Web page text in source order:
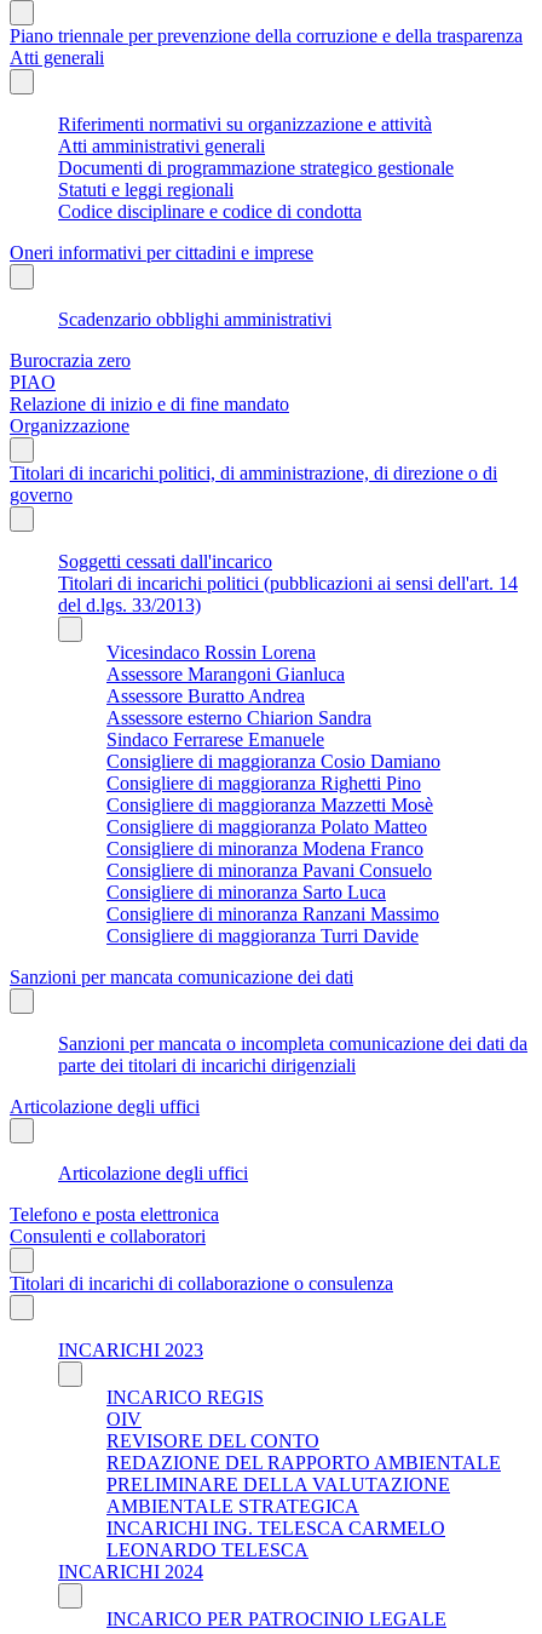
Piano triennale per prevenzione della corruzione e della trasparenza
Atti generali
Riferimenti normativi su organizzazione e attività
Atti amministrativi generali
Documenti di programmazione strategico gestionale
Statuti e leggi regionali
Codice disciplinare e codice di condotta
Oneri informativi per cittadini e imprese
Scadenzario obblighi amministrativi
Burocrazia zero
PIAO
Relazione di inizio e di fine mandato
Organizzazione
Titolari di incarichi politici, di amministrazione, di direzione o di
governo
Soggetti cessati dall'incarico
Titolari di incarichi politici (pubblicazioni ai sensi dell'art. 14
del d.lgs. 33/2013)
Vicesindaco Rossin Lorena
Assessore Marangoni Gianluca
Assessore Buratto Andrea
Assessore esterno Chiarion Sandra
Sindaco Ferrarese Emanuele
Consigliere di maggioranza Cosio Damiano
Consigliere di maggioranza Righetti Pino
Consigliere di maggioranza Mazzetti Mosè
Consigliere di maggioranza Polato Matteo
Consigliere di minoranza Modena Franco
Consigliere di minoranza Pavani Consuelo
Consigliere di minoranza Sarto Luca
Consigliere di minoranza Ranzani Massimo
Consigliere di maggioranza Turri Davide
Sanzioni per mancata comunicazione dei dati
Sanzioni per mancata o incompleta comunicazione dei dati da
parte dei titolari di incarichi dirigenziali
Articolazione degli uffici
Articolazione degli uffici
Telefono e posta elettronica
Consulenti e collaboratori
Titolari di incarichi di collaborazione o consulenza
INCARICHI 2023
INCARICO REGIS
OIV
REVISORE DEL CONTO
REDAZIONE DEL RAPPORTO AMBIENTALE
PRELIMINARE DELLA VALUTAZIONE
AMBIENTALE STRATEGICA
INCARICHI ING. TELESCA CARMELO
LEONARDO TELESCA
INCARICHI 2024
INCARICO PER PATROCINIO LEGALE